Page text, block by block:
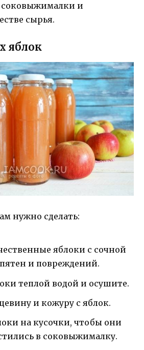
соковыжималки и
сырья.
яблок
нужно сделать:
яблоки с сочной
и повреждений.
теплой водой и осушите.
и кожуру с яблок.
на кусочки, чтобы они
в соковыжималку.